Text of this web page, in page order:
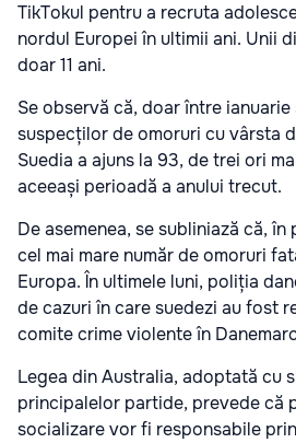
TikTokul pentru a recruta
nordul Europei în ultimii ani. Unii
doar 11 ani.
Se observă că, doar între ianuarie
suspecților de omoruri cu vârsta
Suedia a ajuns la 93, de trei ori
aceeași perioadă a anului trecut.
De asemenea, se subliniază că, în
cel mai mare număr de omoruri
Europa. În ultimele luni, poliția
de cazuri în care suedezi au fost
comite crime violente în
Legea din Australia, adoptată cu
principalelor partide, prevede că
socializare vor fi responsabile